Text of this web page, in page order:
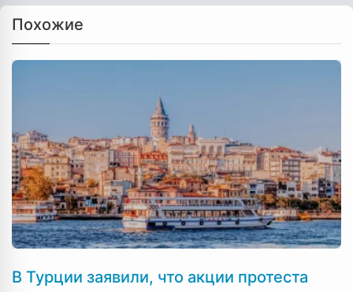
Похожие
В Турции заявили, что акции протеста